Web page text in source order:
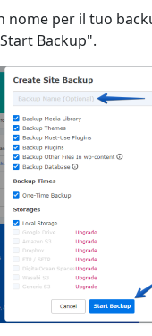
nome per il tuo
Backup".